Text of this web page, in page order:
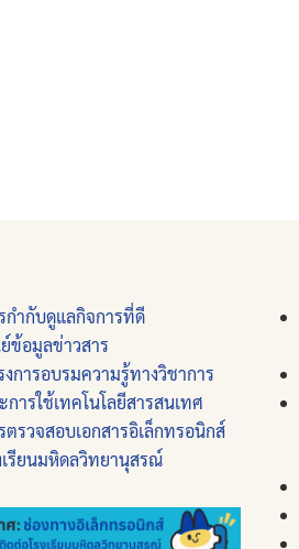
กำกับดูแลกิจการที่ดี
ข้อมูลข่าวสาร
งการอบรมความรู้ทางวิชาการ
การใช้เทคโนโลยีสารสนเทศ
ตรวจสอบเอกสารอิเล็กทรอนิกส์
เรียนมหิดลวิทยานุสรณ์